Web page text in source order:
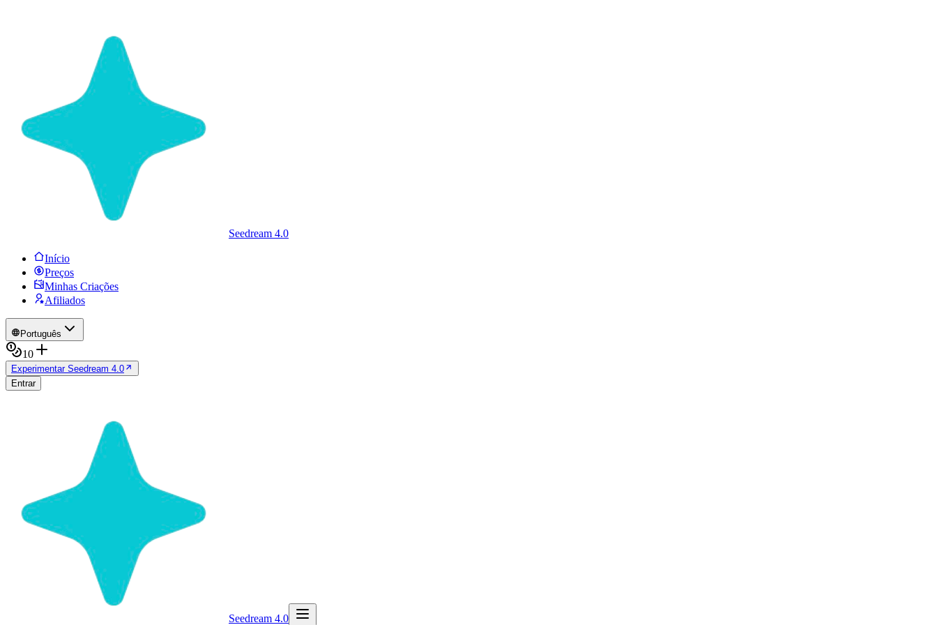
Seedream 4.0
Início
Preços
Minhas Criações
Afiliados
Português
10
Experimentar Seedream 4.0
Entrar
Seedream 4.0